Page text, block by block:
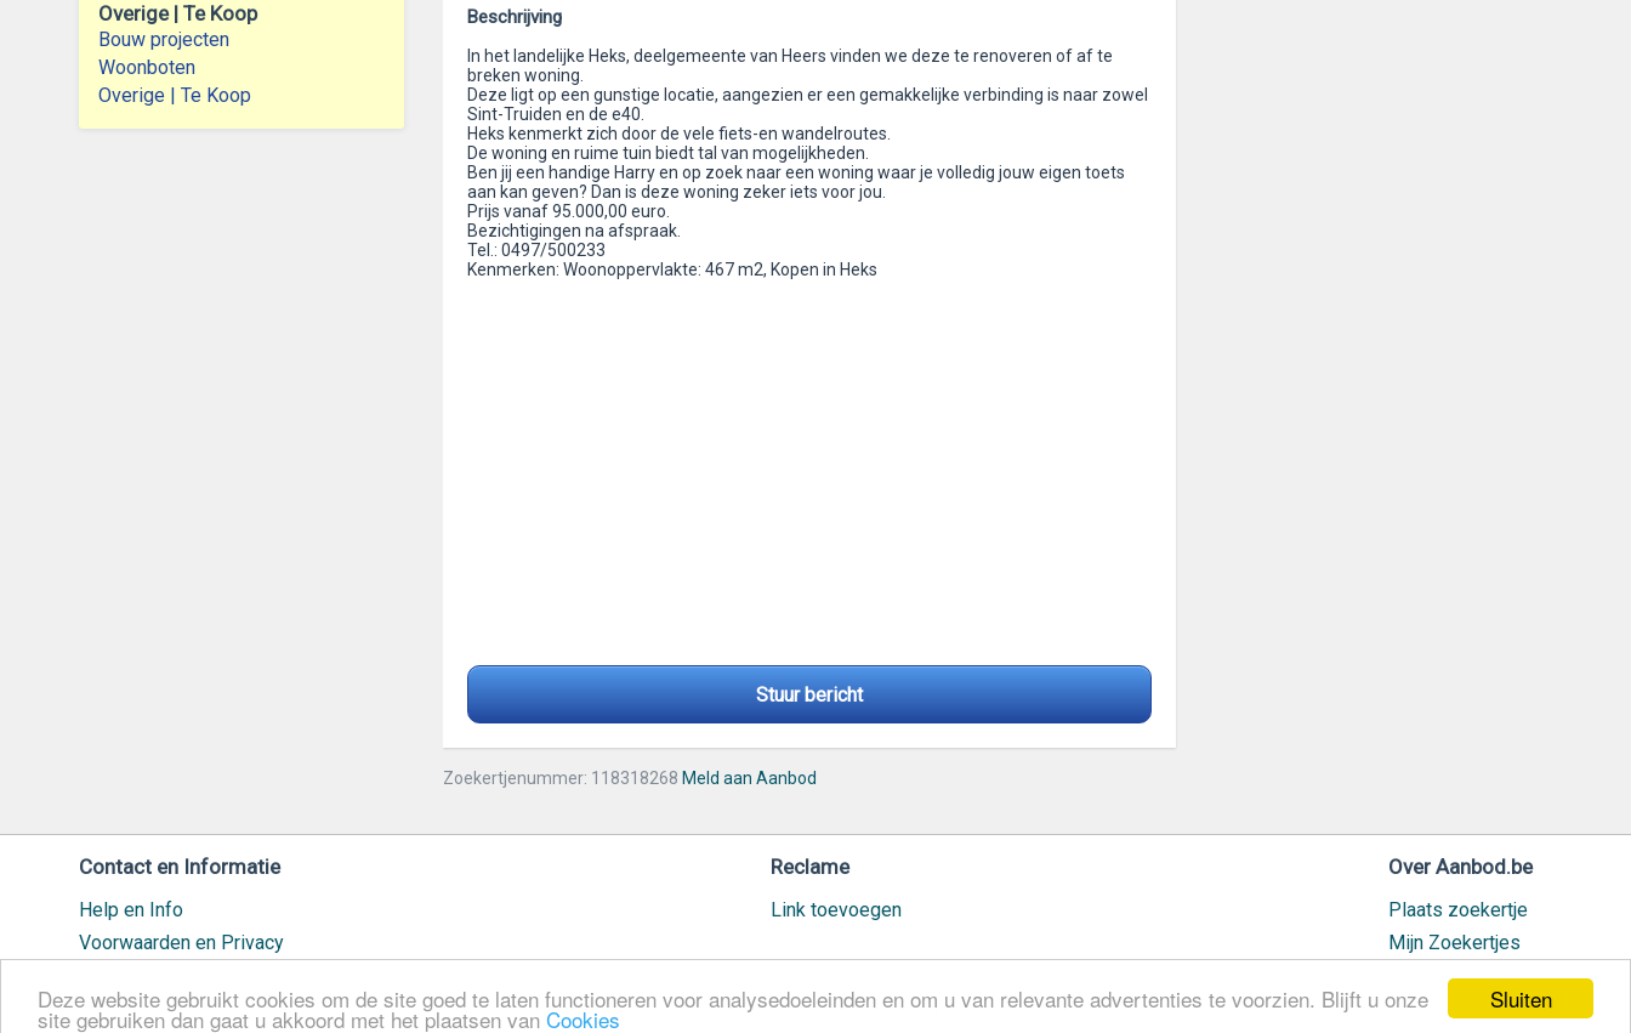
Sluiten
Deze website gebruikt cookies om de site goed te laten functioneren voor analysedoeleinden en om u van relevante advertenties te voorzien. Blijft u onze
site gebruiken dan gaat u akkoord met het plaatsen van Cookies
Overige | Te Koop
Bouw projecten
Woonboten
Overige | Te Koop
Beschrijving
In het landelijke Heks, deelgemeente van Heers vinden we deze te renoveren of af te
breken woning.
Deze ligt op een gunstige locatie, aangezien er een gemakkelijke verbinding is naar zowel
Sint-Truiden en de e40.
Heks kenmerkt zich door de vele fiets-en wandelroutes.
De woning en ruime tuin biedt tal van mogelijkheden.
Ben jij een handige Harry en op zoek naar een woning waar je volledig jouw eigen toets
aan kan geven? Dan is deze woning zeker iets voor jou.
Prijs vanaf 95.000,00 euro.
Bezichtigingen na afspraak.
Tel.: 0497/500233
Kenmerken: Woonoppervlakte: 467 m2, Kopen in Heks
Stuur bericht
Zoekertjenummer: 118318268 Meld aan Aanbod
Contact en Informatie
Help en Info
Voorwaarden en Privacy
Cookiebeleid
Reclame
Link toevoegen
Over Aanbod.be
Plaats zoekertje
Mijn Zoekertjes
Contact / Helpdesk
Nieuw geplaatst